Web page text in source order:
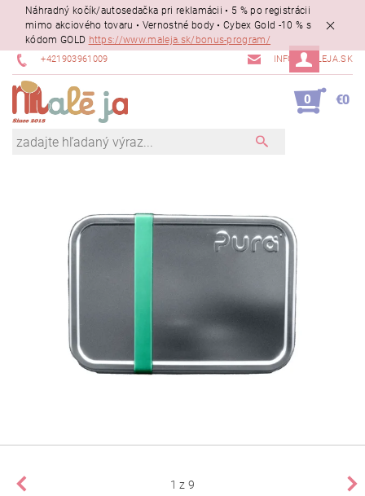
Náhradný kočík/autosedačka pri reklamácii • 5 % po registrácii
mimo akciového tovaru • Vernostné body • Cybex Gold -10 % s
kódom GOLD https://www.maleja.sk/bonus-program/
+421903961009 INFO@MALEJA.SK
0 €0
1 z 9